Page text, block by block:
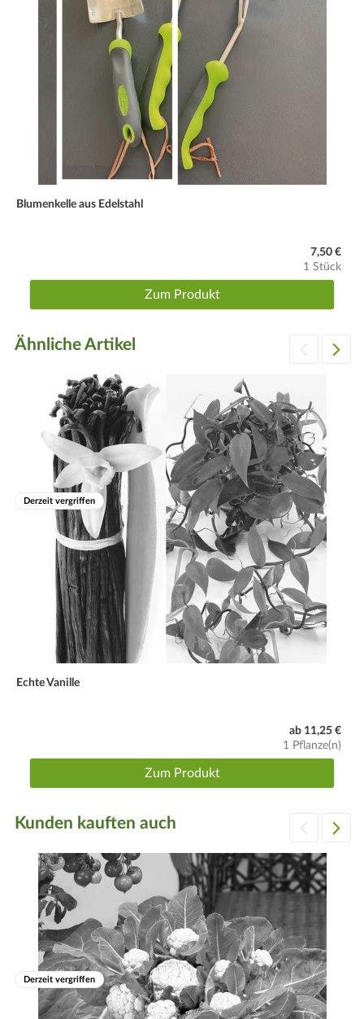
Düngegaben
Flüssigdünger (z.B. unser DUOSTAR 2000) verwenden.
Aufwandmengen bitte beachten.
Dem Bedarf der Pflanze angepaßt.
Kletter- bzw. Hängepflanze, recht schnellwüchsig. Laub: die
Blätter sind zum Verzehr geeignet.
Mehrjährig und winterhart. Bei einer Überwinterung im Freien
ist es ratsam, den Kübel zu ummanteln und an einen etwas
wässern. Die oberirdischen Pflanzenteile sterben im Winter
bleibt sie ganzjährig grün.
Blumenkelle aus Edelstahl
7,50 €
1 Stück
Zum Produkt
Ähnliche Artikel
Derzeit vergriffen
Echte Vanille
ab 11,25 €
1 Pflanze(n)
Zum Produkt
Kunden kauften auch
Derzeit vergriffen